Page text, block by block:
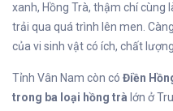
xanh, Hồng Trà, thậm chí cùng
trải qua quá trình lên men.
của vi sinh vật có ích, chất
Tỉnh Vân Nam còn có Điền
trong ba loại hồng trà lớn ở